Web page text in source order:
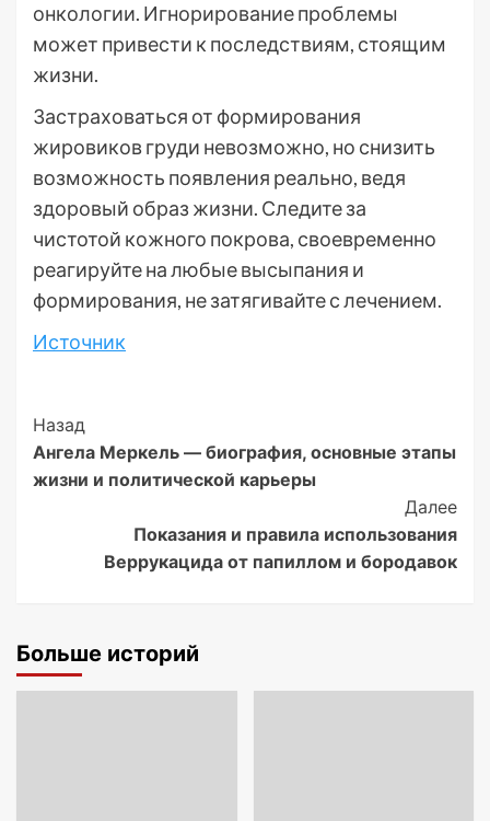
онкологии. Игнорирование проблемы
может привести к последствиям, стоящим
жизни.
Застраховаться от формирования
жировиков груди невозможно, но снизить
возможность появления реально, ведя
здоровый образ жизни. Следите за
чистотой кожного покрова, своевременно
реагируйте на любые высыпания и
формирования, не затягивайте с лечением.
Источник
Post
Navigation
Назад
Ангела Меркель — биография, основные этапы
жизни и политической карьеры
Далее
Показания и правила использования
Веррукацида от папиллом и бородавок
Больше историй